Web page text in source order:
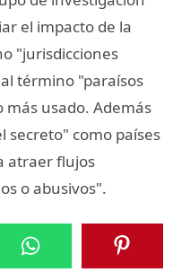
el impacto de la
"jurisdicciones
término "paraísos
usado. Además
secreto" como países
atraer flujos
o abusivos".